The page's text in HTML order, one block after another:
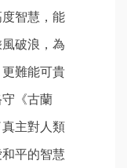
智慧，能
破浪，為
難能可貴
《古蘭
主對人類
平的智慧